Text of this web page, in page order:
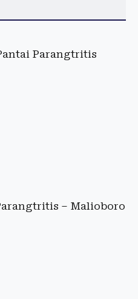
Parangtritis
– Malioboro